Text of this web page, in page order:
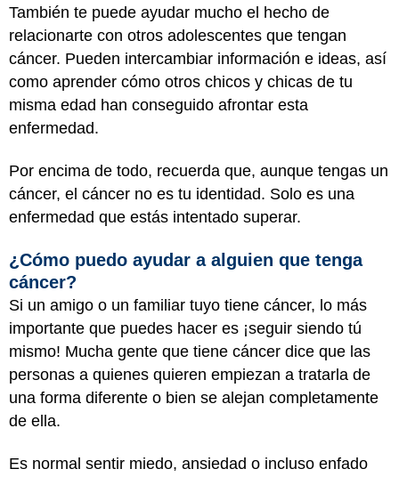
También te puede ayudar mucho el hecho de
relacionarte con otros adolescentes que tengan
cáncer. Pueden intercambiar información e ideas, así
como aprender cómo otros chicos y chicas de tu
misma edad han conseguido afrontar esta
enfermedad.
Por encima de todo, recuerda que, aunque tengas un
cáncer, el cáncer no es tu identidad. Solo es una
enfermedad que estás intentado superar.
¿Cómo puedo ayudar a alguien que tenga
cáncer?
Si un amigo o un familiar tuyo tiene cáncer, lo más
importante que puedes hacer es ¡seguir siendo tú
mismo! Mucha gente que tiene cáncer dice que las
personas a quienes quieren empiezan a tratarla de
una forma diferente o bien se alejan completamente
de ella.
Es normal sentir miedo, ansiedad o incluso enfado